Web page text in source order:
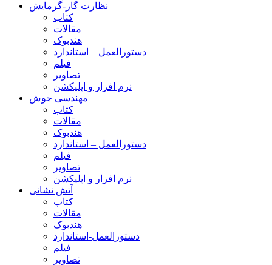
نظارت گاز-گرمایش
کتاب
مقالات
هندبوک
دستورالعمل – استاندارد
فیلم
تصاویر
نرم افزار و اپلیکشن
مهندسی جوش
کتاب
مقالات
هندبوک
دستورالعمل – استاندارد
فیلم
تصاویر
نرم افزار و اپلیکشن
آتش نشانی
کتاب
مقالات
هندبوک
دستورالعمل-استاندارد
فیلم
تصاویر